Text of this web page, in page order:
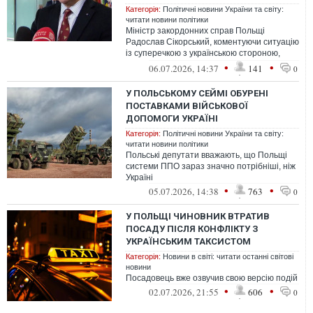
Категорія: Політичні новини України та світу:
читати новини політики
Міністр закордонних справ Польщі
Радослав Сікорський, коментуючи ситуацію
із суперечкою з українською стороною,
заявив, що через різні заяви та дії Ро...
06.07.2026, 14:37 • 141 • 0
У ПОЛЬСЬКОМУ СЕЙМІ ОБУРЕНІ
ПОСТАВКАМИ ВІЙСЬКОВОЇ
ДОПОМОГИ УКРАЇНІ
Категорія: Політичні новини України та світу:
читати новини політики
Польські депутати вважають, що Польщі
системи ППО зараз значно потрібніші, ніж
Україні
05.07.2026, 14:38 • 763 • 0
У ПОЛЬЩІ ЧИНОВНИК ВТРАТИВ
ПОСАДУ ПІСЛЯ КОНФЛІКТУ З
УКРАЇНСЬКИМ ТАКСИСТОМ
Категорія: Новини в світі: читати останні світові
новини
Посадовець вже озвучив свою версію подій
02.07.2026, 21:55 • 606 • 0